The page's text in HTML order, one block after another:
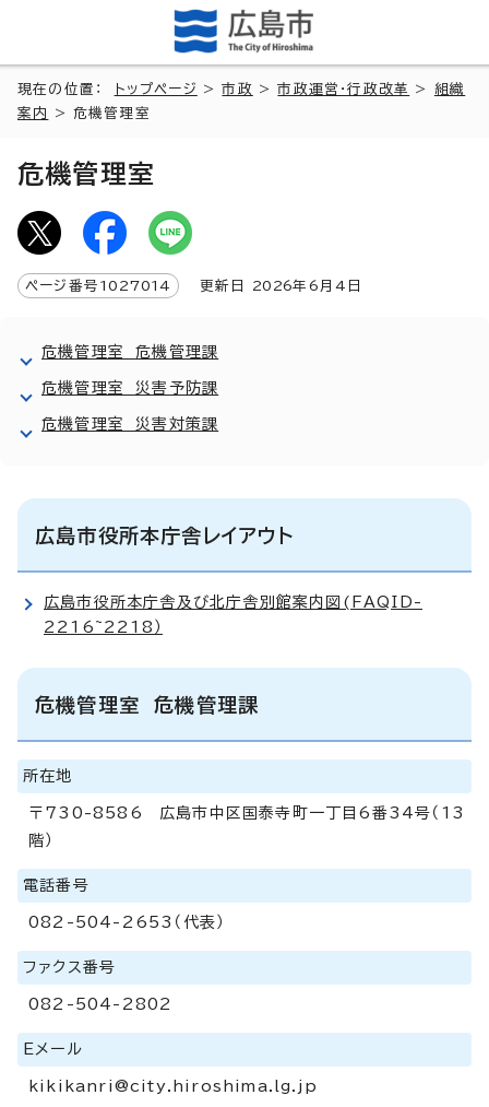
現在の位置： トップページ >市政 >市政運営・行政改革 > 組織
案内
> 危機管理室
危機管理室
ページ番号 1027014 更新日 2026年6月4日
危機管理室 危機管理課
危機管理室 災害予防課
危機管理室 災害対策課
広島市役所本庁舎レイアウト
広島市役所本庁舎及び北庁舎別館案内図(FAQID-
2216~2218）
危機管理室 危機管理課
所在地
〒730-8586 広島市中区国泰寺町一丁目6番34号（13
階）
電話番号
082-504-2653（代表）
ファクス番号
082-504-2802
Eメール
kikikanri@city.hiroshima.lg.jp